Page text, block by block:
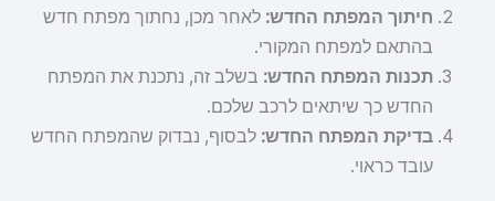
חיתוך המפתח החדש: לאחר מכן, נחתוך מפתח חדש
בהתאם למפתח המקורי.
תכנות המפתח החדש: בשלב זה, נתכנת את המפתח
החדש כך שיתאים לרכב שלכם.
בדיקת המפתח החדש: לבסוף, נבדוק שהמפתח החדש
עובד כראוי.